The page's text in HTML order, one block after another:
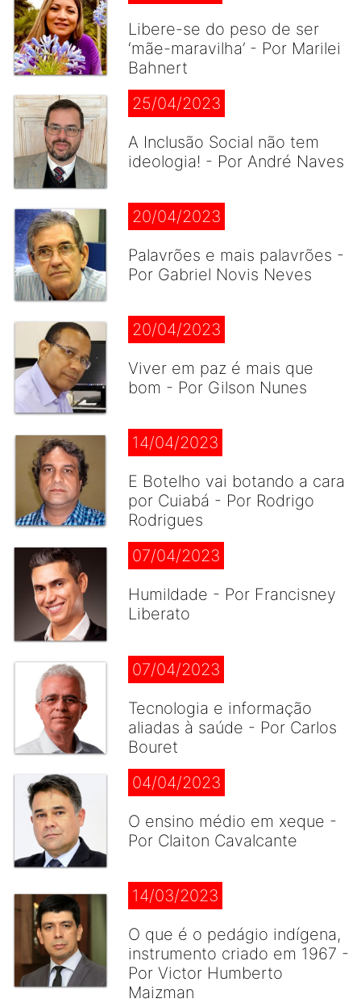
Libere-se do peso de ser
‘mãe-maravilha’ - Por Marilei
Bahnert
25/04/2023
A Inclusão Social não tem
ideologia! - Por André Naves
20/04/2023
Palavrões e mais palavrões -
Por Gabriel Novis Neves
20/04/2023
Viver em paz é mais que
bom - Por Gilson Nunes
14/04/2023
E Botelho vai botando a cara
por Cuiabá - Por Rodrigo
Rodrigues
07/04/2023
Humildade - Por Francisney
Liberato
07/04/2023
Tecnologia e informação
aliadas à saúde - Por Carlos
Bouret
04/04/2023
O ensino médio em xeque -
Por Claiton Cavalcante
14/03/2023
O que é o pedágio indígena,
instrumento criado em 1967 -
Por Victor Humberto
Maizman